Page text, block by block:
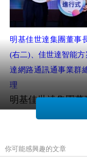
明基佳世達集團董事
(右二)、佳世達智能
達網路通訊通事業群
理
明基佳世達集團
不在於技術的複
ACTION』為核心
你可能感興趣的文章